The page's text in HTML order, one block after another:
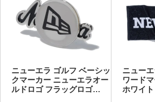
ニューエラ ゴルフ ベーシッ
クマーカー ニューエラオー
ルドロゴ フラッグロゴ…
ニュー
ワード
ホワイト